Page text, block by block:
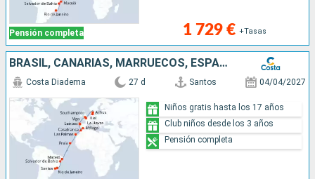
Pensión completa 1 729 € +Tasas
BRASIL, CANARIAS, MARRUECOS, ESPAÑA, PORTUGAL, FRANCIA, GRAN BRETAÑA, DINAMARCA, ALEMANIA
Costa Diadema 27 d Santos 04/04/2027
Niños gratis hasta los 17 años
Club niños desde los 3 años
Pensión completa